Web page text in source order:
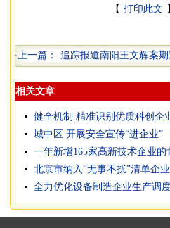
【 打印此文
·上一篇： 追踪报道南阳王文辉案
相关文章
健全机制 精准识别优质科创企
城中区 开展安全宣传“进企业”
一年新增165家高新技术企业的
北京市纳入“无事不扰”清单企业
全力优化设备制造企业生产调